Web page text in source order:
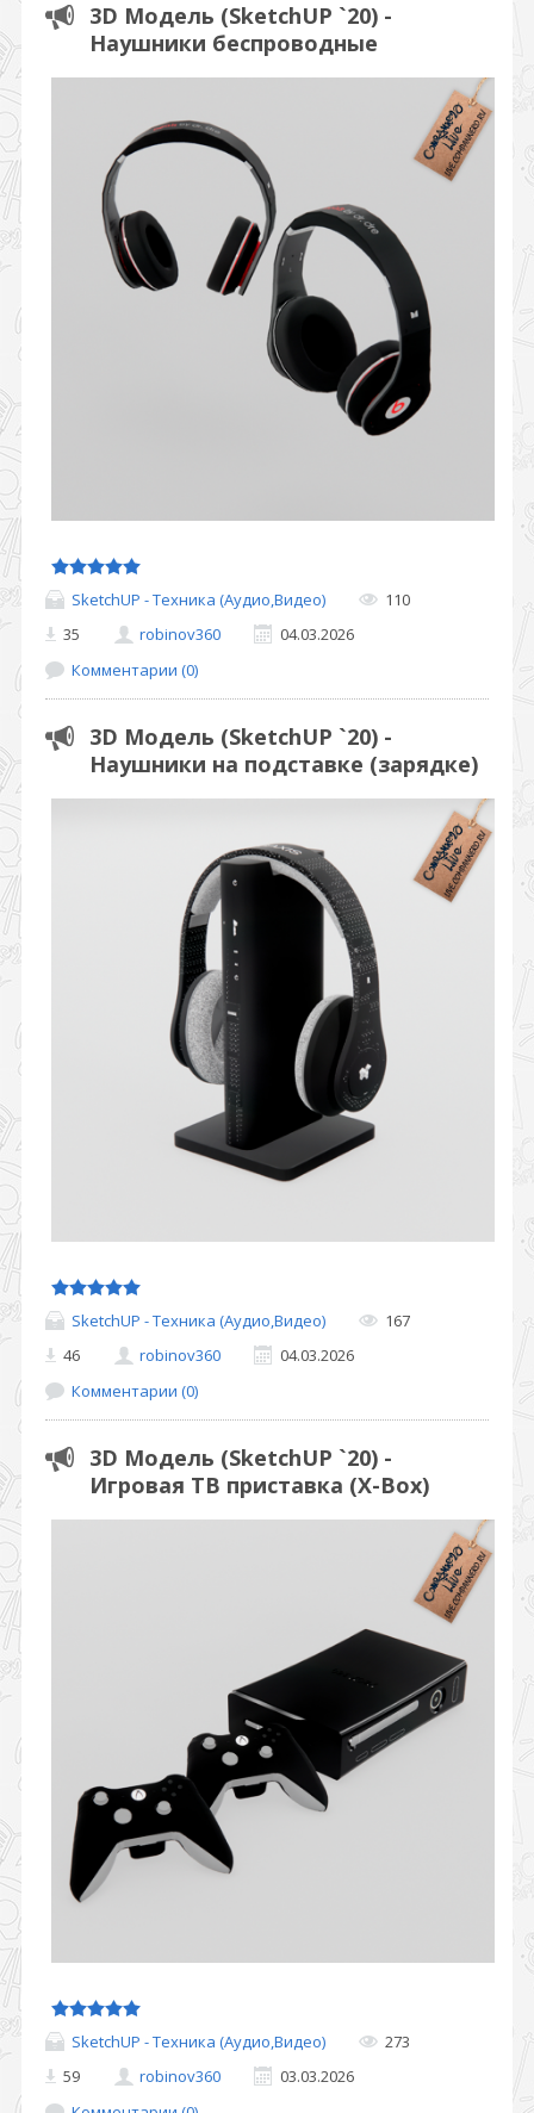
3D Модель (SketchUP `20) -
Наушники беспроводные
SketchUP - Техника (Аудио,Видео)
110
35
robinov360
04.03.2026
Комментарии (0)
3D Модель (SketchUP `20) -
Наушники на подставке (зарядке)
SketchUP - Техника (Аудио,Видео)
167
46
robinov360
04.03.2026
Комментарии (0)
3D Модель (SketchUP `20) -
Игровая ТВ приставка (X-Box)
SketchUP - Техника (Аудио,Видео)
273
59
robinov360
03.03.2026